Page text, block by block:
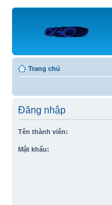
Trang chủ
Đăng nhập
Tên thành viên:
Mật khẩu: